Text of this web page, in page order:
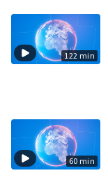
122 min
60 min